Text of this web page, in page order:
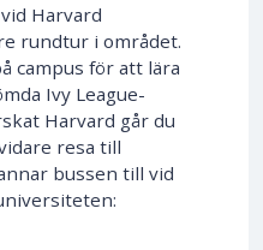
Harvard
rundtur i området.
campus för att lära
Ivy League-
Harvard går du
resa till
bussen till vid